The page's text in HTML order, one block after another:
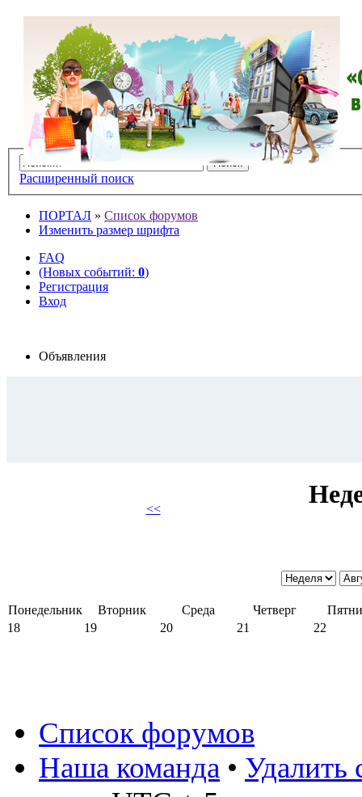
Расширенный поиск
ПОРТАЛ » Список форумов
Изменить размер шрифта
FAQ
(Новых событий: 0)
Регистрация
Вход
Объявления
<<
Понедельник Вторник Среда Четверг
18
19 20 21 22
Список форумов
Наша команда • Удалить